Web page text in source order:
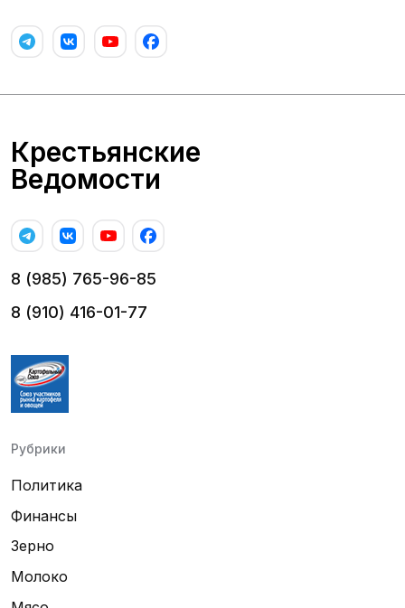
Крестьянские
Ведомости
8 (985) 765-96-85
8 (910) 416-01-77
Рубрики
Политика
Финансы
Зерно
Молоко